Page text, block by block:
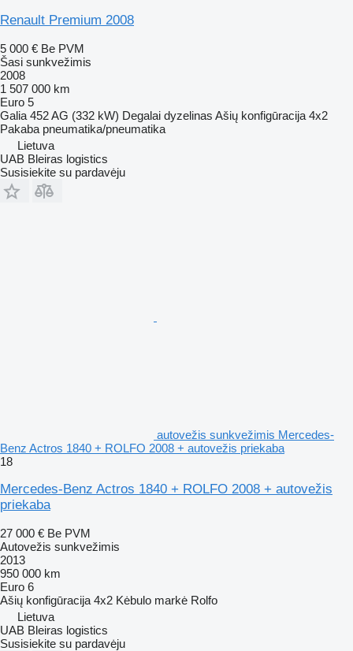
Renault Premium 2008
5 000 € Be PVM
Šasi sunkvežimis
2008
1 507 000 km
Euro 5
Galia 452 AG (332 kW) Degalai dyzelinas Ašių konfigūracija 4x2
Pakaba pneumatika/pneumatika
Lietuva
UAB Bleiras logistics
Susisiekite su pardavėju
autovežis sunkvežimis Mercedes-
Benz Actros 1840 + ROLFO 2008 + autovežis priekaba
18
Mercedes-Benz Actros 1840 + ROLFO 2008 + autovežis
priekaba
27 000 € Be PVM
Autovežis sunkvežimis
2013
950 000 km
Euro 6
Ašių konfigūracija 4x2 Kėbulo markė Rolfo
Lietuva
UAB Bleiras logistics
Susisiekite su pardavėju